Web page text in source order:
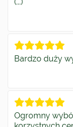
Bardzo duży
Ogromny